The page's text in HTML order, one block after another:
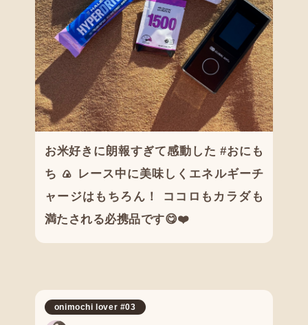
お米好きに朗報すぎて感動した #おにも
ち 🍙 レース中に美味しくエネルギーチ
ャージはもちろん！ ココロもカラダも
満たされる必携品です😋❤️
onimochi lover #03